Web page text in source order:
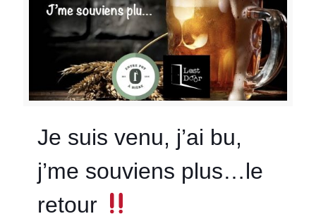
Je suis venu, j’ai bu,
j’me souviens plus…le
retour